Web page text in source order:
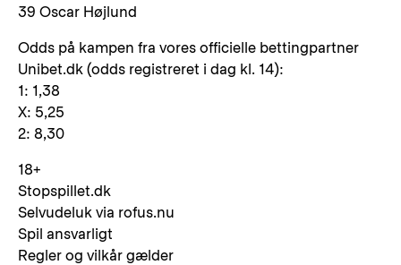
39 Oscar Højlund
Odds på kampen fra vores officielle bettingpartner
Unibet.dk (odds registreret i dag kl. 14):
1: 1,38
X: 5,25
2: 8,30
18+
Stopspillet.dk
Selvudeluk via rofus.nu
Spil ansvarligt
Regler og vilkår gælder